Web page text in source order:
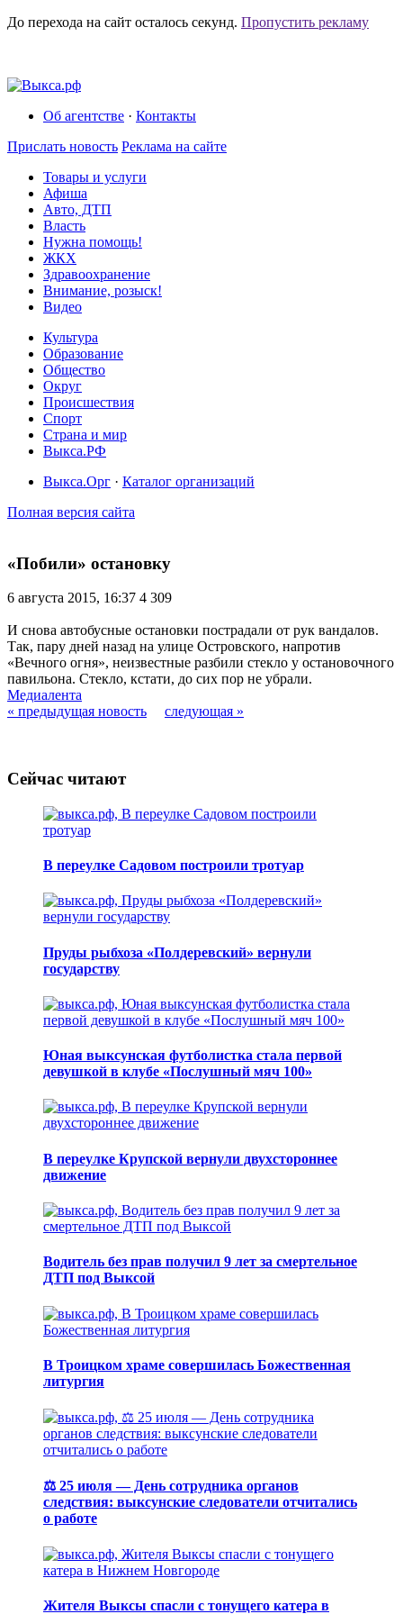
До перехода на сайт осталось секунд. Пропустить рекламу
Об агентстве · Контакты
Прислать новость Реклама на сайте
Товары и услуги
Афиша
Авто, ДТП
Власть
Нужна помощь!
ЖКХ
Здравоохранение
Внимание, розыск!
Видео
Культура
Образование
Общество
Округ
Происшествия
Спорт
Страна и мир
Выкса.РФ
Выкса.Орг · Каталог организаций
Полная версия сайта
«Побили» остановку
6 августа 2015, 16:37 4 309
И снова автобусные остановки пострадали от рук вандалов.
Так, пару дней назад на улице Островского, напротив
«Вечного огня», неизвестные разбили стекло у остановочного
павильона. Стекло, кстати, до сих пор не убрали.
Медиалента
« предыдущая новость
следующая »
Сейчас читают
В переулке Садовом построили тротуар
Пруды рыбхоза «Полдеревский» вернули
государству
Юная выксунская футболистка стала первой
девушкой в клубе «Послушный мяч 100»
В переулке Крупской вернули двухстороннее
движение
Водитель без прав получил 9 лет за смертельное
ДТП под Выксой
В Троицком храме совершилась Божественная
литургия
⚖️ 25 июля — День сотрудника органов
следствия: выксунские следователи отчитались
о работе
Жителя Выксы спасли с тонущего катера в